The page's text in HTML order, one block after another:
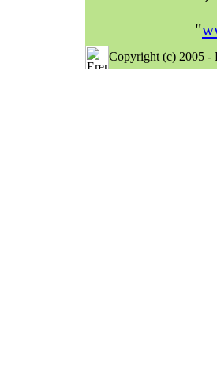
"
Copyright (c) 2005 -